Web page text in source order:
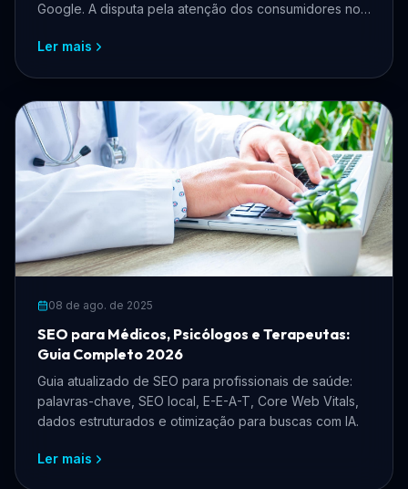
Google. A disputa pela atenção dos consumidores no
Ler mais
08 de ago. de 2025
SEO para Médicos, Psicólogos e Terapeutas:
Guia Completo 2026
Guia atualizado de SEO para profissionais de saúde:
palavras-chave, SEO local, E-E-A-T, Core Web Vitals,
dados estruturados e otimização para buscas com IA.
Ler mais